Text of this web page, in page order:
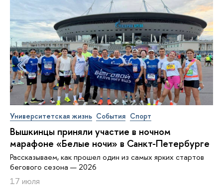
Университетская жизнь События Спорт
Вышкинцы приняли участие в ночном
марафоне «Белые ночи» в Санкт-Петербурге
Рассказываем, как прошел один из самых ярких стартов
бегового сезона — 2026
17 июля